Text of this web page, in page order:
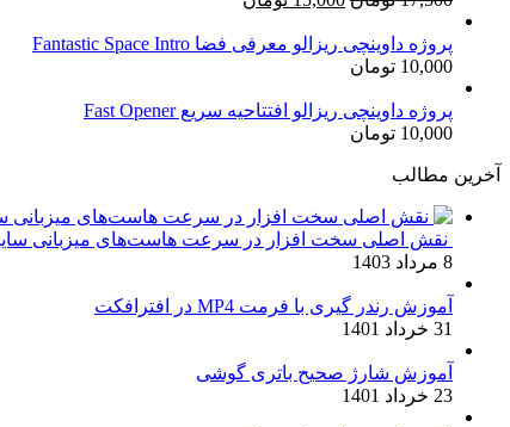
17,500 تومان15,000 تومان.
پروژه داوینچی ریزالو معرفی فضا Fantastic Space Intro
10,000 تومان
پروژه داوینچی ریزالو افتتاحیه سریع Fast Opener
10,000 تومان
آخرین مطالب
نقش اصلی سخت افزار در سرعت هاست‌های میزبانی
8 مرداد 1403
آموزش رندر گیری با فرمت MP4 در افترافکت
31 خرداد 1401
آموزش شارژ صحیح باتری گوشی
23 خرداد 1401